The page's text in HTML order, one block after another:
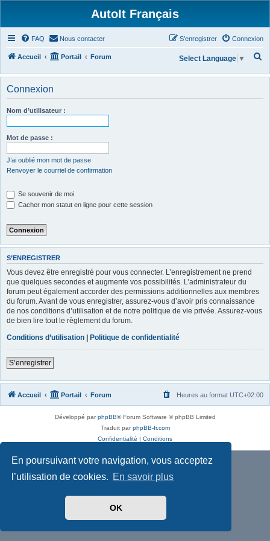
En poursuivant votre navigation, vous acceptez
l’utilisation de cookies. En savoir plus
OK
AutoIt Français
FAQ Nous contacter Connexion
S’enregistrer
Accueil Portail Forum
h
Select Language ▼
Connexion
Nom d’utilisateur :
Mot de passe :
J’ai oublié mon mot de passe
Renvoyer le courriel de confirmation
Se souvenir de moi
Cacher mon statut en ligne pour cette session
S’ENREGISTRER
Vous devez être enregistré pour vous connecter. L’enregistrement ne prend
que quelques secondes et augmente vos possibilités. L’administrateur du
forum peut également accorder des permissions additionnelles aux membres
du forum. Avant de vous enregistrer, assurez-vous d’avoir pris connaissance
de nos conditions d’utilisation et de notre politique de vie privée. Assurez-vous
de bien lire tout le règlement du forum.
Conditions d’utilisation | Politique de confidentialité
S’enregistrer
Accueil Portail Forum Heures au format UTC+02:00
Développé parphpBB® Forum Software © phpBB Limited
Traduit parphpBB-fr.com
Confidentialité | Conditions